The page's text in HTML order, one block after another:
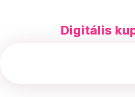
Digitális